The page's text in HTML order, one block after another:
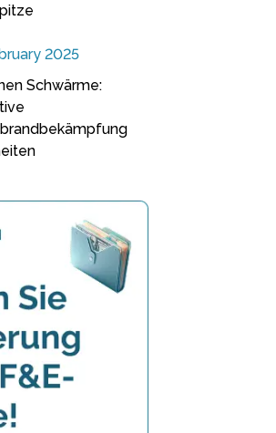
2025
Schwärme: